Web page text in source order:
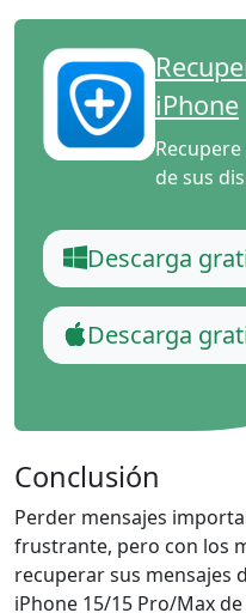
iPhone
de sus
Descarga
Descarga
Conclusión
Perder mensajes
frustrante, pero con los
recuperar sus mensajes
iPhone 15/15 Pro/Max